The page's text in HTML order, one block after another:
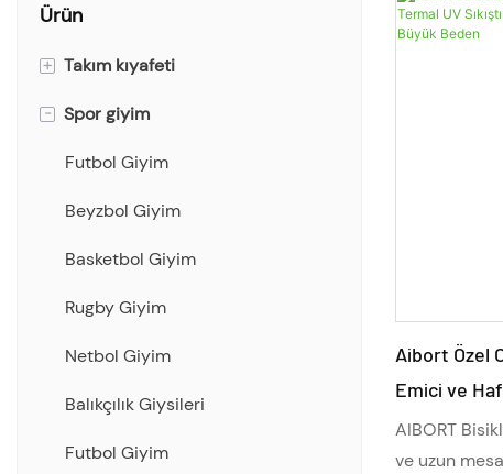
Ürün
+ Takım kıyafeti
Atlet
Tişörtler
Polo gömlekler
Kısa
Kapüşonlu svetşört
Eşofman Ceket/Pantolon
Gömlek/Masa Şortları
Tam Süblimasyon Takım Giyim
- Spor giyim
Futbol Giyim
Beyzbol Giyim
Basketbol Giyim
Rugby Giyim
Netbol Giyim
Balıkçılık Giysileri
Futbol Giyim
Aibort Özel
Emici ve
Kısa Kollu
Beden
AIBORT
ve uzun